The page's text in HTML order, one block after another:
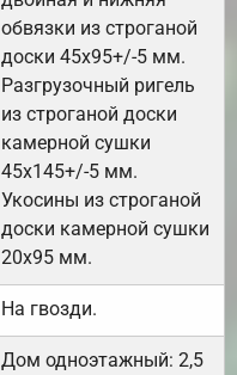
обвязки из строганой
доски 45х95+/-5 мм.
Разгрузочный ригель
из строганой доски
камерной сушки
45х145+/-5 мм.
Укосины из строганой
доски камерной сушки
20х95 мм.
На гвозди.
Дом одноэтажный: 2,5